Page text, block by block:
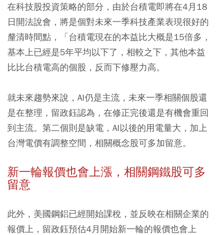
在科技股投資策略的部分，由於台積電即將在4月18
日開法說會，將是個對未來一季科技產業表現很好的
釐清時間點，「台積電現在的本益比大概是15倍多，
基本上已經是5年平均以下了，相較之下，其他本益
比比台積電高的個股，反而下修壓力高。
就未來趨勢來說，AI仍是主流，未來一季相關個股還
是在整理，留政鈺認為，在修正完後還是有機會重回
到主流。第二個則是缺電，AI以後的用電量大，加上
台灣電價有調整空間，相關概念股可多加留意。
新一輪報價也會上漲，相關鋼鐵股可多
留意
此外，美國鋼鋁已經開始課稅，並反映在相關企業的
報價上，留政鈺預估4月開始新一輪的報價也會上